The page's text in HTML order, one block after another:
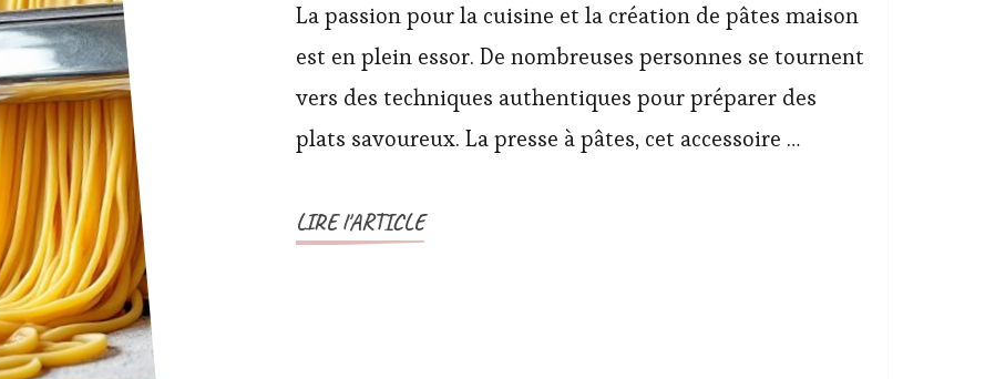
La passion pour la cuisine et la création de pâtes maison
est en plein essor. De nombreuses personnes se tournent
vers des techniques authentiques pour préparer des
plats savoureux. La presse à pâtes, cet accessoire …
LIRE l'ARTICLE